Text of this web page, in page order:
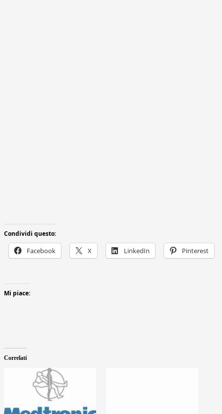
Condividi questo:
Facebook X LinkedIn Pinterest
Mi piace:
Correlati